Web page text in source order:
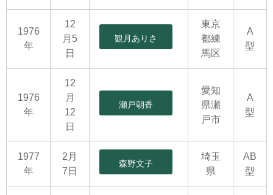
1976
年
12
月5
日
観月ありさ
東京
都練
馬区
A
型
1976
年
12
月
12
日
瀬戸朝香
愛知
県瀬
戸市
A
型
1977
年
2月
7日
森野文子
埼玉
県
AB
型